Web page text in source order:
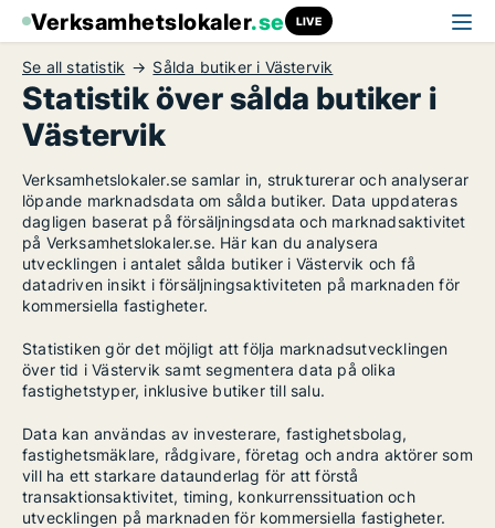
Verksamhetslokaler.se LIVE
Se all statistik Sålda butiker i Västervik
Statistik över sålda butiker i
Västervik
Verksamhetslokaler.se samlar in, strukturerar och analyserar
löpande marknadsdata om sålda butiker. Data uppdateras
dagligen baserat på försäljningsdata och marknadsaktivitet
på Verksamhetslokaler.se. Här kan du analysera
utvecklingen i antalet sålda butiker i Västervik och få
datadriven insikt i försäljningsaktiviteten på marknaden för
kommersiella fastigheter.
Statistiken gör det möjligt att följa marknadsutvecklingen
över tid i Västervik samt segmentera data på olika
fastighetstyper, inklusive butiker till salu.
Data kan användas av investerare, fastighetsbolag,
fastighetsmäklare, rådgivare, företag och andra aktörer som
vill ha ett starkare dataunderlag för att förstå
transaktionsaktivitet, timing, konkurrenssituation och
utvecklingen på marknaden för kommersiella fastigheter.